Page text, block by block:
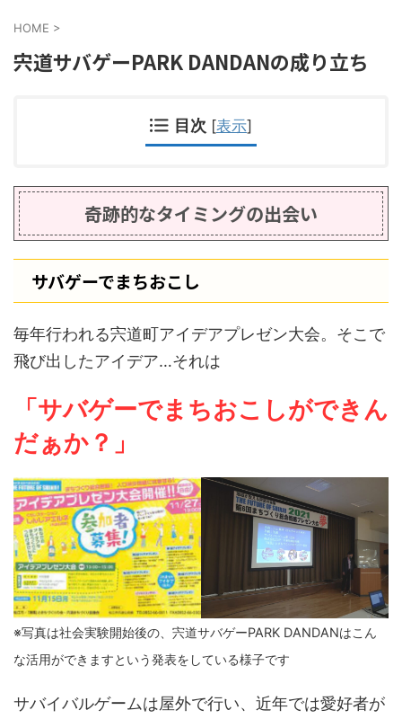
HOME >
宍道サバゲーPARK DANDANの成り立ち
目次 [表示]
奇跡的なタイミングの出会い
サバゲーでまちおこし
毎年行われる宍道町アイデアプレゼン大会。そこで
飛び出したアイデア…それは
「サバゲーでまちおこしができん
だぁか？」
※写真は社会実験開始後の、宍道サバゲーPARK DANDANはこん
な活用ができますという発表をしている様子です
サバイバルゲームは屋外で行い、近年では愛好者が